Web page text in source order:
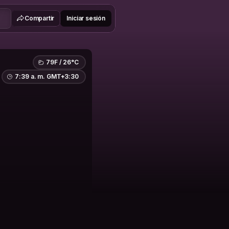
Compartir Iniciar sesión
79F / 26°C
7:39 a. m. GMT+3:30